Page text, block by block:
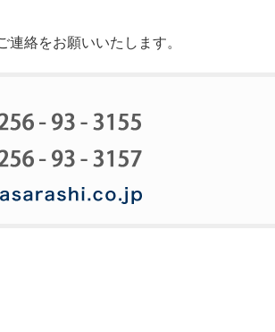
絡をお願いいたします。